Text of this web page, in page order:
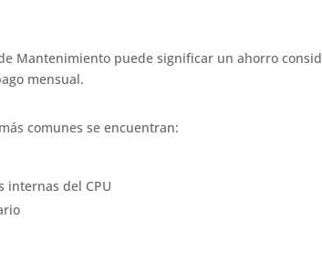
Mantenimiento puede significar un ahorro
mensual.
comunes se encuentran:
internas del CPU